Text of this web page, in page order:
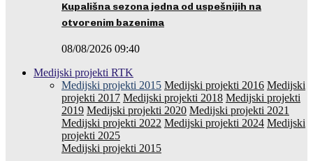
Kupališna sezona jedna od uspešnijih na
otvorenim bazenima
08/08/2026 09:40
Medijski projekti RTK
Medijski projekti 2015 Medijski projekti 2016 Medijski
projekti 2017 Medijski projekti 2018 Medijski projekti
2019 Medijski projekti 2020 Medijski projekti 2021
Medijski projekti 2022 Medijski projekti 2024 Medijski
projekti 2025
Medijski projekti 2015